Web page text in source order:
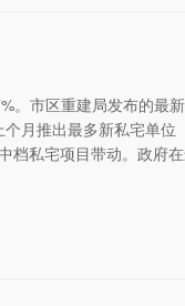
。市区重建局发布的最
月推出最多新私宅单位
档私宅项目带动。政府